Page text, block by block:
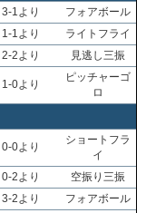
3-1より
フォアボール
1-1より
ライトフライ
2-2より 見逃し三振
1-0より
ピッチャーゴ
ロ
0-0より
ショートフラ
イ
0-2より
空振り三振
3-2より フォアボール